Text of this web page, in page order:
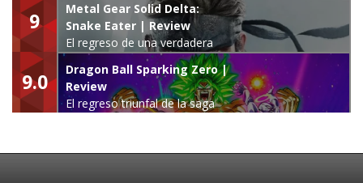
9
Metal Gear Solid Delta:
Snake Eater | Review
El regreso de una verdadera
leyenda
9.0
Dragon Ball Sparking Zero |
Review
El regreso triunfal de la saga